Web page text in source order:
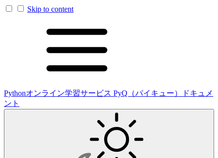
Skip to content
Pythonオンライン学習サービス PyQ（パイキュー）ドキュメ
ント